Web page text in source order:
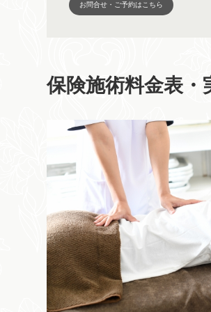
お問合せ・ご予約はこちら
保険施術料金表・